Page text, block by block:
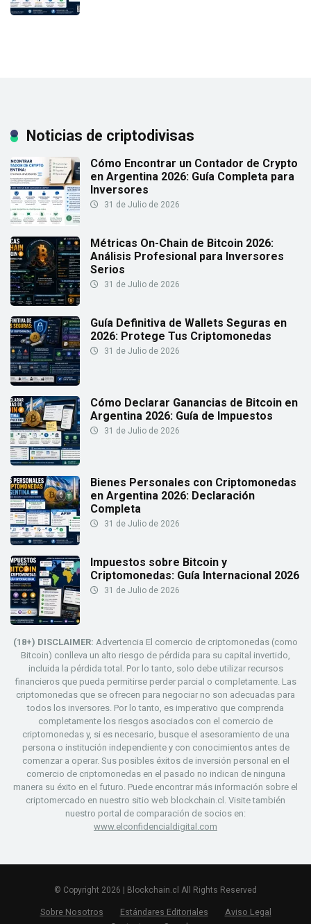
Noticias de criptodivisas
Cómo Encontrar un Contador de Crypto
en Argentina 2026: Guía Completa para
Inversores
31 de Julio de 2026
Métricas On-Chain de Bitcoin 2026:
Análisis Profesional para Inversores
Serios
31 de Julio de 2026
Guía Definitiva de Wallets Seguras en
2026: Protege Tus Criptomonedas
31 de Julio de 2026
Cómo Declarar Ganancias de Bitcoin en
Argentina 2026: Guía de Impuestos
31 de Julio de 2026
Bienes Personales con Criptomonedas
en Argentina 2026: Declaración
Completa
31 de Julio de 2026
Impuestos sobre Bitcoin y
Criptomonedas: Guía Internacional 2026
31 de Julio de 2026
(18+) DISCLAIMER: Advertencia El comercio de criptomonedas (como
Bitcoin) conlleva un alto riesgo de pérdida para su capital invertido,
incluida la pérdida total. Por lo tanto, solo debe utilizar recursos
financieros que pueda permitirse perder parcial o completamente. Las
criptomonedas que se ofrecen para negociar no son adecuadas para
todos los inversores. Por lo tanto, es imperativo que comprenda
completamente los riesgos asociados con el comercio de
criptomonedas y, si es necesario, busque el asesoramiento de una
persona o institución independiente y con conocimientos antes de
comenzar a operar. Sus posibles éxitos de inversión personal en el
comercio de criptomonedas en el pasado no indican de ninguna
manera su éxito en el futuro. Puede encontrar más información sobre el
criptomercado en nuestro sitio web blockchain.cl. Visite también
nuestro portal de comparación de socios en:
www.elconfidencialdigital.com
© Copyright 2026 | Blockchain.cl All Rights Reserved
Sobre Nosotros Estándares Editoriales
Aviso Legal